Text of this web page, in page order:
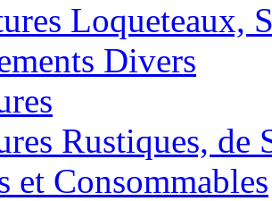
Loqueteaux,
Divers
Rustiques, de
et Consommables